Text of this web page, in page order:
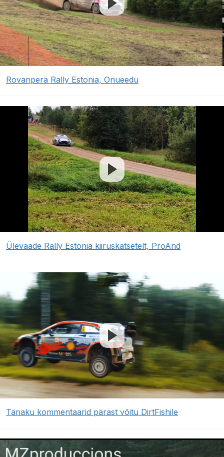
Rovanperä Rally Estonia, Onueedu
Ülevaade Rally Estonia kiiruskatsetelt, ProAnd
Tänaku kommentaarid pärast võitu DirtFishile